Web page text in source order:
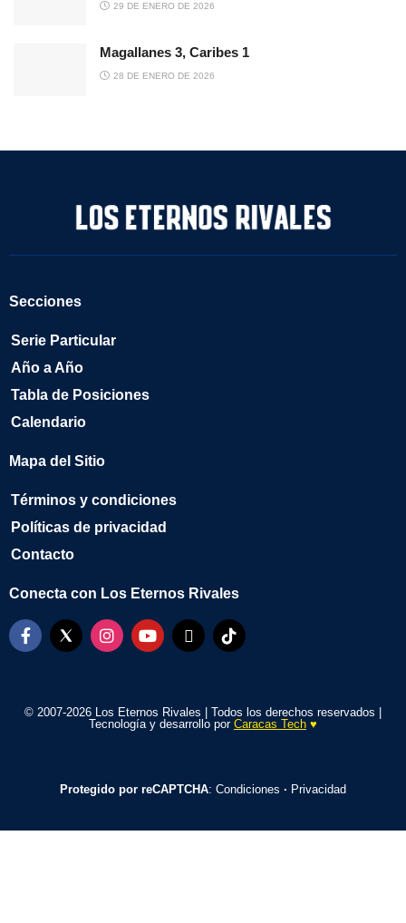
29 DE ENERO DE 2026
Magallanes 3, Caribes 1
28 DE ENERO DE 2026
Secciones
Serie Particular
Año a Año
Tabla de Posiciones
Calendario
Mapa del Sitio
Términos y condiciones
Políticas de privacidad
Contacto
Conecta con Los Eternos Rivales
© 2007-2026 Los Eternos Rivales | Todos los derechos reservados |
Tecnología y desarrollo por Caracas Tech ♥️
Protegido por reCAPTCHA: Condiciones · Privacidad